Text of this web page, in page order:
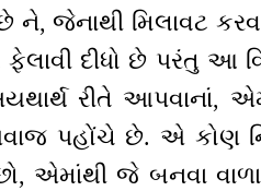
ને, જેનાથી મિલાવટ
દીધો છે પરંતુ આ
રીતે આપવાનાં,
પહોંચે છે. એ કોણ
એમાંથી જે બનવા